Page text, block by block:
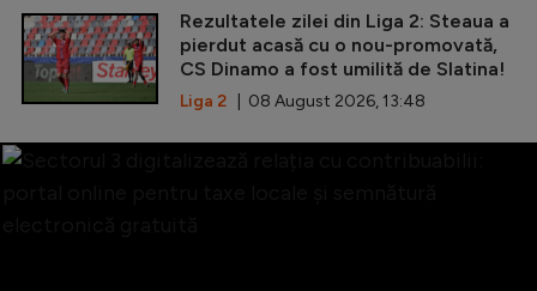
Rezultatele zilei din Liga 2: Steaua a
pierdut acasă cu o nou-promovată,
CS Dinamo a fost umilită de Slatina!
Liga 2 | 08 August 2026, 13:48